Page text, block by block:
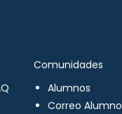
Comunidades
Alumnos
Correo